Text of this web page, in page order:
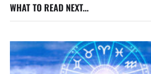
WHAT TO READ NEXT...